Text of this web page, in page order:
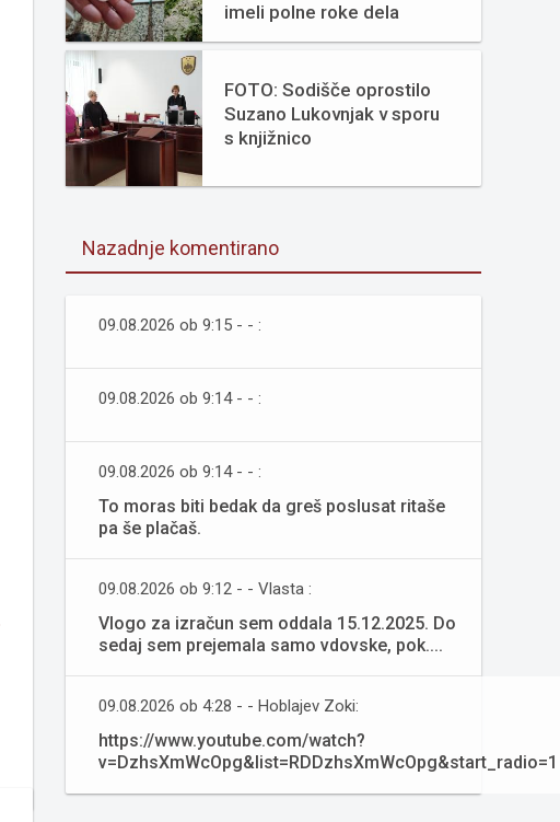
imeli polne roke dela
FOTO: Sodišče oprostilo
Suzano Lukovnjak v sporu
s knjižnico
Nazadnje komentirano
09.08.2026 ob 9:15 - - :
09.08.2026 ob 9:14 - - :
09.08.2026 ob 9:14 - - :
To moras biti bedak da greš poslusat ritaše
pa še plačaš.
09.08.2026 ob 9:12 - - Vlasta :
Vlogo za izračun sem oddala 15.12.2025. Do
sedaj sem prejemala samo vdovske, pok....
09.08.2026 ob 4:28 - - Hoblajev Zoki:
https://www.youtube.com/watch?
v=DzhsXmWcOpg&list=RDDzhsXmWcOpg&start_radio=1